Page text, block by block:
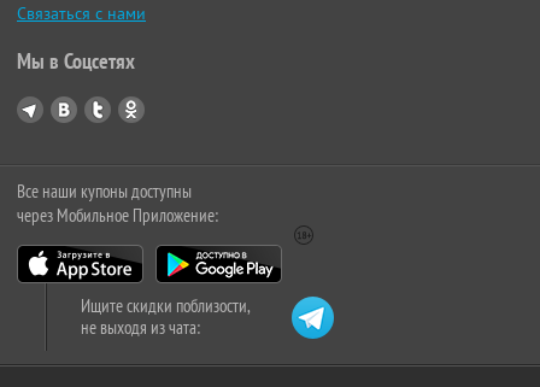
Связаться с нами
Мы в Соцсетях
Все наши купоны доступны
через Мобильное Приложение:
Ищите скидки поблизости,
не выходя из чата: